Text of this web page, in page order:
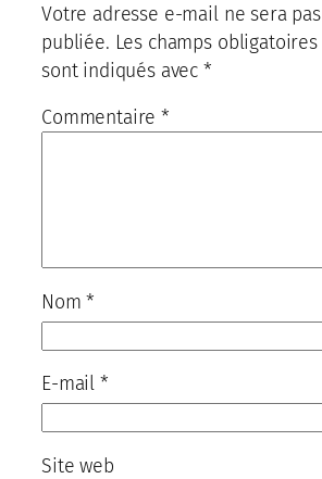
Votre adresse e-mail ne sera pas
publiée. Les champs obligatoires
sont indiqués avec *
Commentaire*
Nom*
E-mail *
Site web